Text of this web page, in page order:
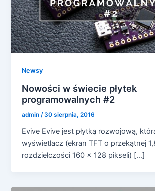
Newsy
Nowości w świecie płytek
programowalnych #2
admin/30 sierpnia, 2016
Evive Evive jest płytką rozwojową,
wyświetlacz (ekran TFT o przekątnej
rozdzielczości 160 x 128 pikseli) […]